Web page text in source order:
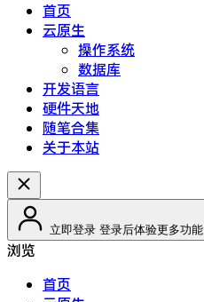
首页
云原生
操作系统
数据库
开发语言
硬件天地
随笔合集
关于本站
立即登录 登录后体验更多功能
浏览
首页